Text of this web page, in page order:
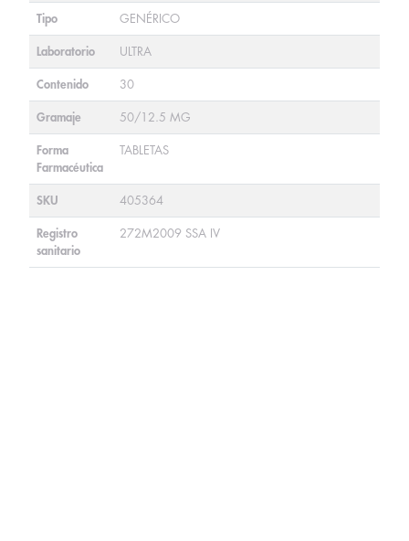
Tipo GENÉRICO
Laboratorio ULTRA
Contenido 30
Gramaje 50/12.5 MG
Forma
Farmacéutica
TABLETAS
SKU 405364
Registro
sanitario
272M2009 SSA IV